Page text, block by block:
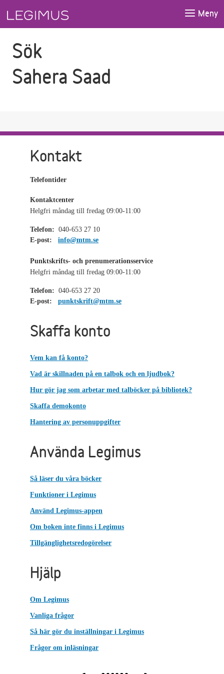
Meny
Sök
Sahera Saad
Kontakt
Telefontider
Kontaktcenter
Helgfri måndag till fredag 09:00-11:00
Telefon: 040-653 27 10
E-post:
info@mtm.se
Punktskrifts- och prenumerationsservice
Helgfri måndag till fredag 09:00-11:00
Telefon: 040-653 27 20
E-post:
punktskrift@mtm.se
Skaffa konto
Vem kan få konto?
Vad är skillnaden på en talbok och en ljudbok?
Hur gör jag som arbetar med talböcker på bibliotek?
Skaffa demokonto
Hantering av personuppgifter
Använda Legimus
Så läser du våra böcker
Funktioner i Legimus
Använd Legimus-appen
Om boken inte finns i Legimus
Tillgänglighetsredogörelser
Hjälp
Om Legimus
Vanliga frågor
Så här gör du inställningar i Legimus
Frågor om inläsningar